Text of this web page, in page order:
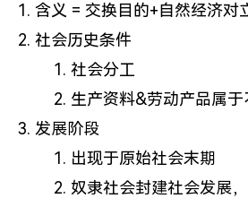
含义 = 交换目的+自然经济对
社会历史条件
社会分工
生产资料&劳动产品属于
发展阶段
出现于原始社会末期
奴隶社会封建社会发展